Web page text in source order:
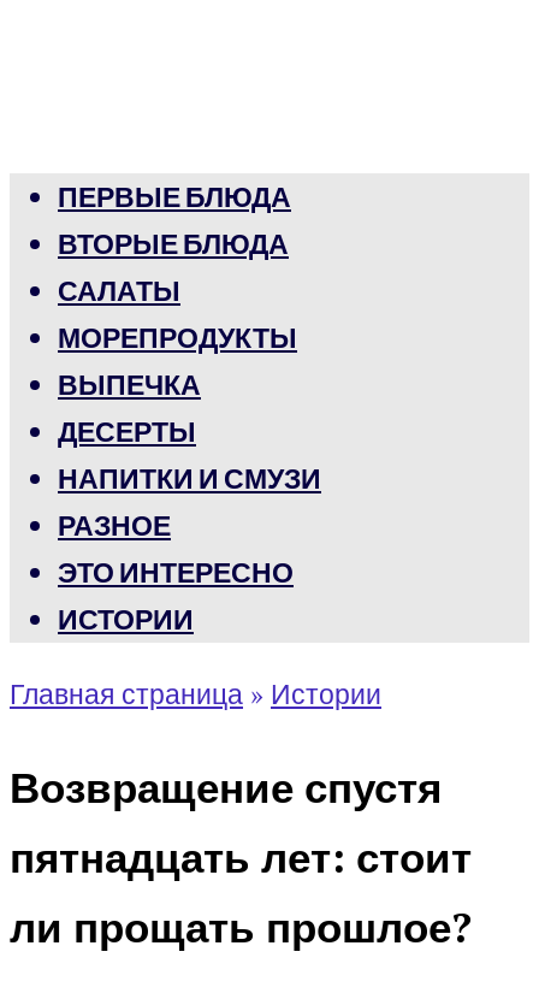
ПЕРВЫЕ БЛЮДА
ВТОРЫЕ БЛЮДА
САЛАТЫ
МОРЕПРОДУКТЫ
ВЫПЕЧКА
ДЕСЕРТЫ
НАПИТКИ И СМУЗИ
РАЗНОЕ
ЭТО ИНТЕРЕСНО
ИСТОРИИ
Главная страница » Истории
Возвращение спустя
пятнадцать лет: стоит
ли прощать прошлое?